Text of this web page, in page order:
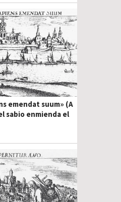
emendat suum» (A
sabio enmienda el